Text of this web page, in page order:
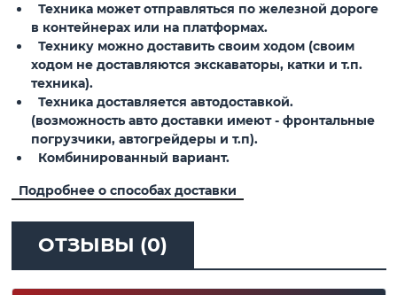
Техника может отправляться по железной дороге
в контейнерах или на платформах.
Технику можно доставить своим ходом (своим
ходом не доставляются экскаваторы, катки и т.п.
техника).
Техника доставляется автодоставкой.
(возможность авто доставки имеют - фронтальные
погрузчики, автогрейдеры и т.п).
Комбинированный вариант.
Подробнее о способах доставки
ОТЗЫВЫ (0)